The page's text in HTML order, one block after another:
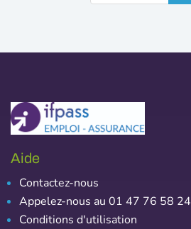
Aide
Contactez-nous
Appelez-nous au 01 47 76 58 24
Conditions d'utilisation